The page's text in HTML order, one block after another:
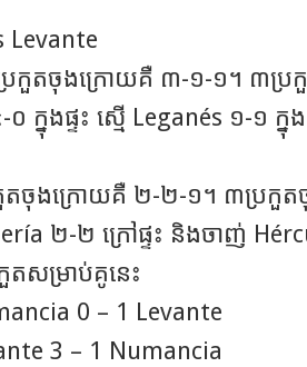
Levante
រកួតចុងក្រោយគឺ ៣-១-១។ ៣ប្រ
ក្នុងផ្ទះ ស្មើ Leganés ១-១ ក្
តចុងក្រោយគឺ ២-២-១។ ៣ប្រកួត
២-២ ក្រៅផ្ទះ និងចាញ់
កួតសម្រាប់គូនេះ
0 – 1 Levante
3 – 1 Numancia